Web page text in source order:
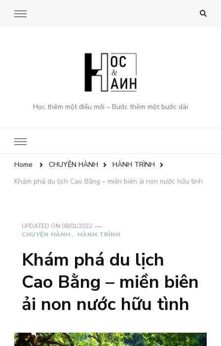
Học thêm một điều mới – Bước thêm một bước dài
Home CHUYỆN HÀNH
HÀNH TRÌNH
Khám phá du lịch Cao Bằng – miền biên ải non nước hữu tình
UPDATED ON 08/01/2022
CHUYỆN HÀNH
HÀNH TRÌNH
Khám phá du lịch
Cao Bằng – miền biên
ải non nước hữu tình